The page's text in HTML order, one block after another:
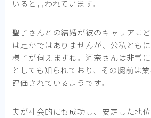
いると言われています。
聖子さんとの結婚が彼のキャリアに
は定かではありませんが、公私とも
様子が伺えますね。河奈さんは非常
としても知られており、その腕前は
評価されているようです。
夫が社会的にも成功し、安定した地